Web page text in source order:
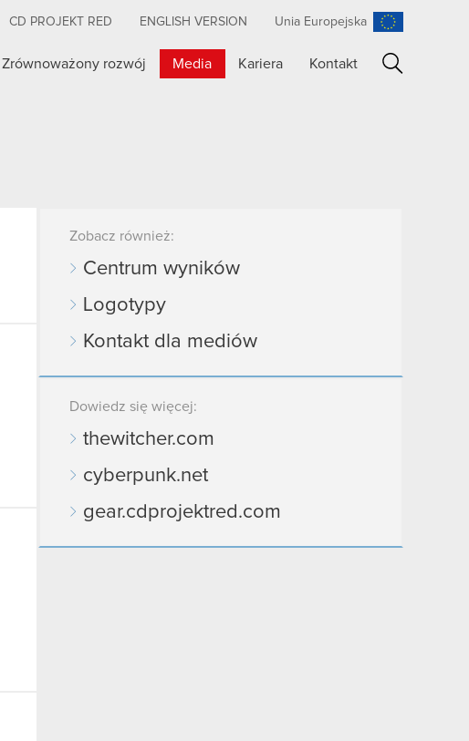
CD PROJEKT RED ENGLISH VERSION Unia Europejska
Zrównoważony rozwój Media Kariera Kontakt
Zobacz również:
Centrum wyników
Logotypy
Kontakt dla mediów
Dowiedz się więcej:
thewitcher.com
cyberpunk.net
gear.cdprojektred.com